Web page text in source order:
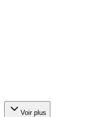
Voir plus